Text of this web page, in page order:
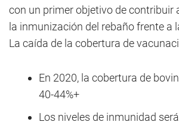
con un primer objetivo de contribuir
la inmunización del rebaño frente a
La caída de la cobertura de
En 2020, la cobertura de
40-44%+
Los niveles de inmunidad